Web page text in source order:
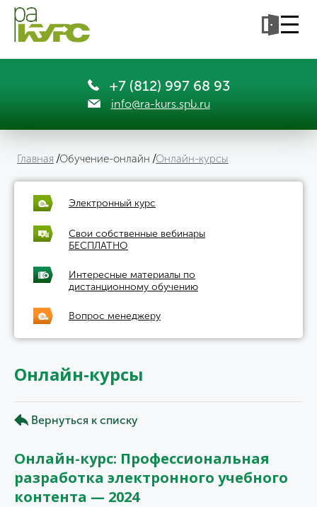
+7 (812) 997 68 93
info@ra-kurs.spb.ru
Главная Обучение-онлайн Онлайн-курсы
Электронный курс
Свои собственные вебинары
БЕСПЛАТНО
Интересные материалы по
дистанционному обучению
Вопрос менеджеру
Онлайн-курсы
Вернуться к списку
Онлайн-курс: Профессиональная
разработка электронного учебного
контента — 2024